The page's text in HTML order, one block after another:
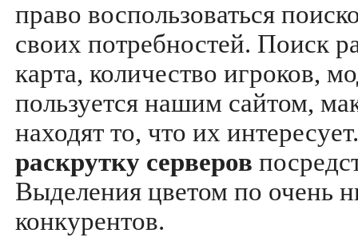
право воспользоваться
своих потребностей. Поиск
карта, количество игроков,
пользуется нашим сайтом,
находят то, что их
раскрутку серверов
Выделения цветом по очень
конкурентов.